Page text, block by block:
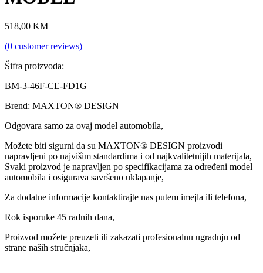
518,00 KM
(0 customer reviews)
Šifra proizvoda:
BM-3-46F-CE-FD1G
Brend: MAXTON® DESIGN
Odgovara samo za ovaj model automobila,
Možete biti sigurni da su MAXTON® DESIGN proizvodi
napravljeni po najvišim standardima i od najkvalitetnijih materijala,
Svaki proizvod je napravljen po specifikacijama za određeni model
automobila i osigurava savršeno uklapanje,
Za dodatne informacije kontaktirajte nas putem imejla ili telefona,
Rok isporuke 45 radnih dana,
Proizvod možete preuzeti ili zakazati profesionalnu ugradnju od
strane naših stručnjaka,